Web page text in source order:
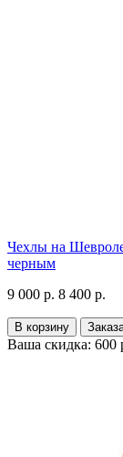
Чехлы на
черным
9 000 р. 8 400 р.
В корзину
Ваша скидка: 600